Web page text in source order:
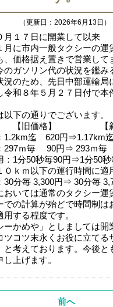
（更新日：2026年6月13日）
月１７日に開業して以来
月に市内一般タクシーの運
、価格据え置きで営業して
のガソリン代の状況を鑑み
況のため、先日中部運輸局
令和８年５月２７日付で本
下の通りでございます。
格】 【新価
1.2km迄 620円⇒1.17km
297ｍ毎 90円⇒ 293ｍ毎
：1分50秒毎90円⇒1分50秒
ｍ以下の運行時間に適
30分毎 3,300円⇒ 30分毎
いては通常のタクシー運
での計算が殆どで時間制は
する程度です。
ーかめや」としましては開
ツコツ末永くお役に立てる
と考えております。今後と
上げます。
前へ